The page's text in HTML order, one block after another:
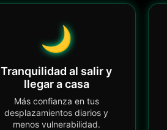
🌙
Tranquilidad al salir y
llegar a casa
Más confianza en tus
desplazamientos diarios y
menos vulnerabilidad.